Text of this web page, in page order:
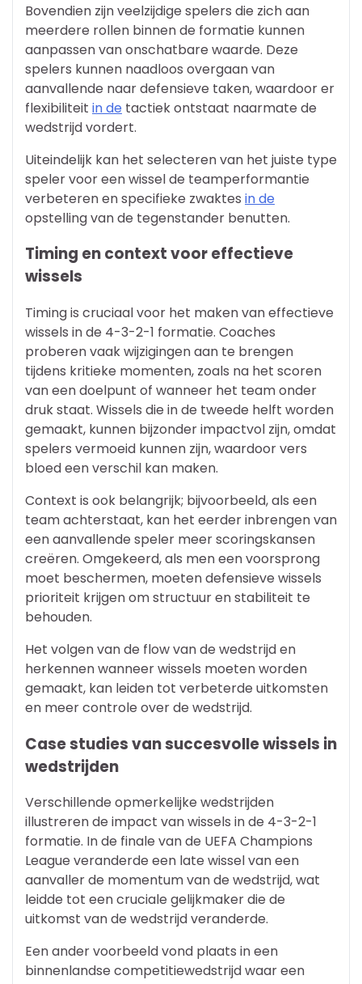
Bovendien zijn veelzijdige spelers die zich aan
meerdere rollen binnen de formatie kunnen
aanpassen van onschatbare waarde. Deze
spelers kunnen naadloos overgaan van
aanvallende naar defensieve taken, waardoor er
flexibiliteit in de tactiek ontstaat naarmate de
wedstrijd vordert.
Uiteindelijk kan het selecteren van het juiste type
speler voor een wissel de teamperformantie
verbeteren en specifieke zwaktes in de
opstelling van de tegenstander benutten.
Timing en context voor effectieve
wissels
Timing is cruciaal voor het maken van effectieve
wissels in de 4-3-2-1 formatie. Coaches
proberen vaak wijzigingen aan te brengen
tijdens kritieke momenten, zoals na het scoren
van een doelpunt of wanneer het team onder
druk staat. Wissels die in de tweede helft worden
gemaakt, kunnen bijzonder impactvol zijn, omdat
spelers vermoeid kunnen zijn, waardoor vers
bloed een verschil kan maken.
Context is ook belangrijk; bijvoorbeeld, als een
team achterstaat, kan het eerder inbrengen van
een aanvallende speler meer scoringskansen
creëren. Omgekeerd, als men een voorsprong
moet beschermen, moeten defensieve wissels
prioriteit krijgen om structuur en stabiliteit te
behouden.
Het volgen van de flow van de wedstrijd en
herkennen wanneer wissels moeten worden
gemaakt, kan leiden tot verbeterde uitkomsten
en meer controle over de wedstrijd.
Case studies van succesvolle wissels in
wedstrijden
Verschillende opmerkelijke wedstrijden
illustreren de impact van wissels in de 4-3-2-1
formatie. In de finale van de UEFA Champions
League veranderde een late wissel van een
aanvaller de momentum van de wedstrijd, wat
leidde tot een cruciale gelijkmaker die de
uitkomst van de wedstrijd veranderde.
Een ander voorbeeld vond plaats in een
binnenlandse competitiewedstrijd waar een